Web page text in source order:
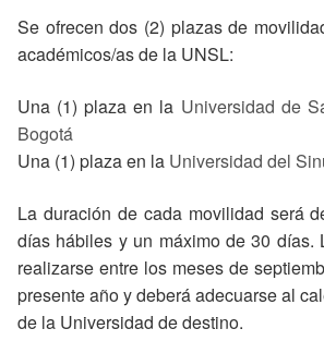
Se ofrecen dos (2) plazas de
académicos/as de la UNSL:
Una (1) plaza en la Universidad de
Bogotá
Una (1) plaza en la Universidad del
La duración de cada movilidad será
días hábiles y un máximo de 30 días.
realizarse entre los meses de
presente año y deberá adecuarse al
de la Universidad de destino.